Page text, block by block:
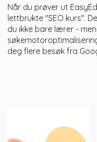
Når du prøver ut
lettbrukte "SEO kurs".
du ikke bare lærer -
deg flere besøk fra